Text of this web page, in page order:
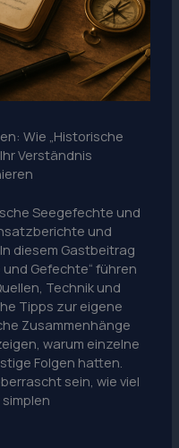
Wie „Historische
Verständnis
Seegefechte und
und
diesem Gastbeitrag
Gefechte“ führen
Technik und
Tipps zur eigene
Zusammenhänge
warum einzelne
Folgen hatten.
sein, wie viel